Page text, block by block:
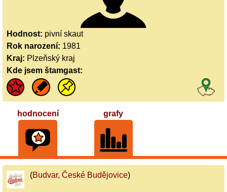
Hodnost: pivní skaut
Rok narození: 1981
Kraj: Plzeňský kraj
Kde jsem štamgast:
hodnocení grafy
(Budvar, České Budějovice)